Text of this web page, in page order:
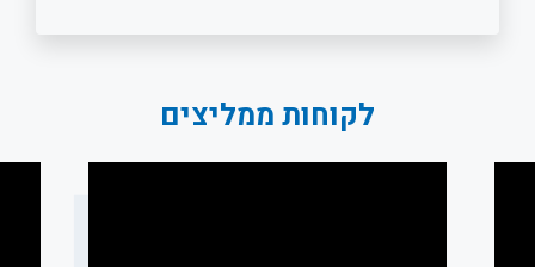
לקוחות ממליצים